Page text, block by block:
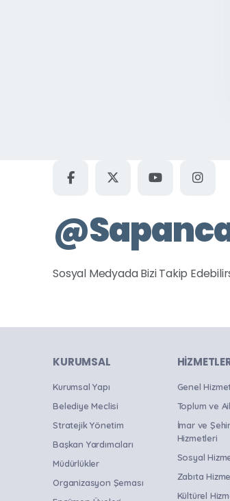
@
Sosyal Medyada Bizi Takip
KURUMSAL
Kurumsal Yapı
Belediye Meclisi
Stratejik Yönetim
Başkan Yardımcıları
Müdürlükler
Organizasyon Şeması
Genel
Toplum ve
İmar ve
Hizmetleri
Sosyal
Zabıta
Kültürel